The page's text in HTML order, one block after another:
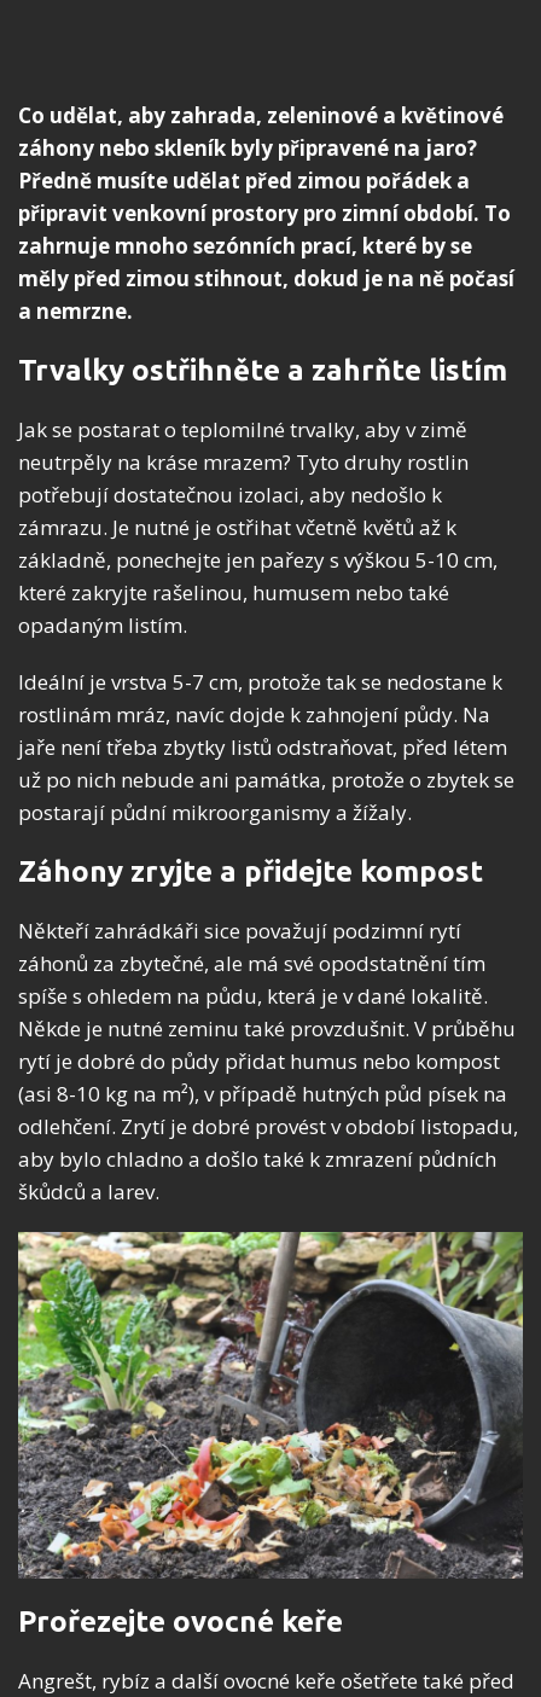
Co udělat, aby zahrada, zeleninové a květinové
záhony nebo skleník byly připravené na jaro?
Předně musíte udělat před zimou pořádek a
připravit venkovní prostory pro zimní období. To
zahrnuje mnoho sezónních prací, které by se
měly před zimou stihnout, dokud je na ně počasí
a nemrzne.
Trvalky ostřihněte a zahrňte listím
Jak se postarat o teplomilné trvalky, aby v zimě
neutrpěly na kráse mrazem? Tyto druhy rostlin
potřebují dostatečnou izolaci, aby nedošlo k
zámrazu. Je nutné je ostřihat včetně květů až k
základně, ponechejte jen pařezy s výškou 5-10 cm,
které zakryjte rašelinou, humusem nebo také
opadaným listím.
Ideální je vrstva 5-7 cm, protože tak se nedostane k
rostlinám mráz, navíc dojde k zahnojení půdy. Na
jaře není třeba zbytky listů odstraňovat, před létem
už po nich nebude ani památka, protože o zbytek se
postarají půdní mikroorganismy a žížaly.
Záhony zryjte a přidejte kompost
Někteří zahrádkáři sice považují podzimní rytí
záhonů za zbytečné, ale má své opodstatnění tím
spíše s ohledem na půdu, která je v dané lokalitě.
Někde je nutné zeminu také provzdušnit. V průběhu
rytí je dobré do půdy přidat humus nebo kompost
(asi 8-10 kg na m²), v případě hutných půd písek na
odlehčení. Zrytí je dobré provést v období listopadu,
aby bylo chladno a došlo také k zmrazení půdních
škůdců a larev.
Prořezejte ovocné keře
Angrešt, rybíz a další ovocné keře ošetřete také před